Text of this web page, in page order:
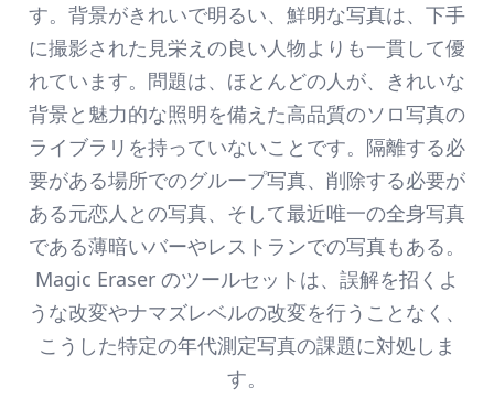
す。背景がきれいで明るい、鮮明な写真は、下手
に撮影された見栄えの良い人物よりも一貫して優
れています。問題は、ほとんどの人が、きれいな
背景と魅力的な照明を備えた高品質のソロ写真の
ライブラリを持っていないことです。隔離する必
要がある場所でのグループ写真、削除する必要が
ある元恋人との写真、そして最近唯一の全身写真
である薄暗いバーやレストランでの写真もある。
Magic Eraser のツールセットは、誤解を招くよ
うな改変やナマズレベルの改変を行うことなく、
こうした特定の年代測定写真の課題に対処しま
す。